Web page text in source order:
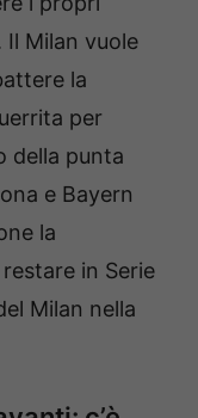
Milan vuole
la
per
della punta
e Bayern
la
in Serie
Milan nella